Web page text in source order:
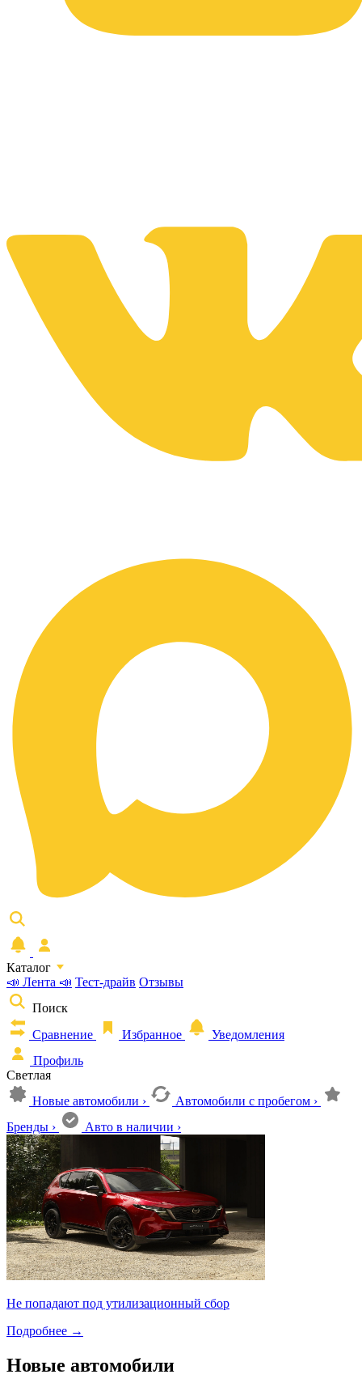
Каталог
📣 Лента 📣 Тест-драйв Отзывы
Поиск
Сравнение
Избранное
Уведомления
Профиль
Светлая
Новые автомобили › Автомобили с пробегом ›
Бренды › Авто в наличии ›
Не попадают под утилизационный сбор
Подробнее →
Новые автомобили